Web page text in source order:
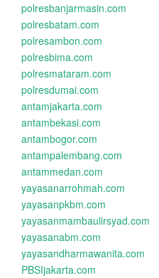
polresbanjarmasin.com
polresbatam.com
polresambon.com
polresbima.com
polresmataram.com
polresdumai.com
antamjakarta.com
antambekasi.com
antambogor.com
antampalembang.com
antammedan.com
yayasanarrohmah.com
yayasanpkbm.com
yayasanmambaulirsyad.com
yayasanabm.com
yayasandharmawanita.com
PBSIjakarta.com